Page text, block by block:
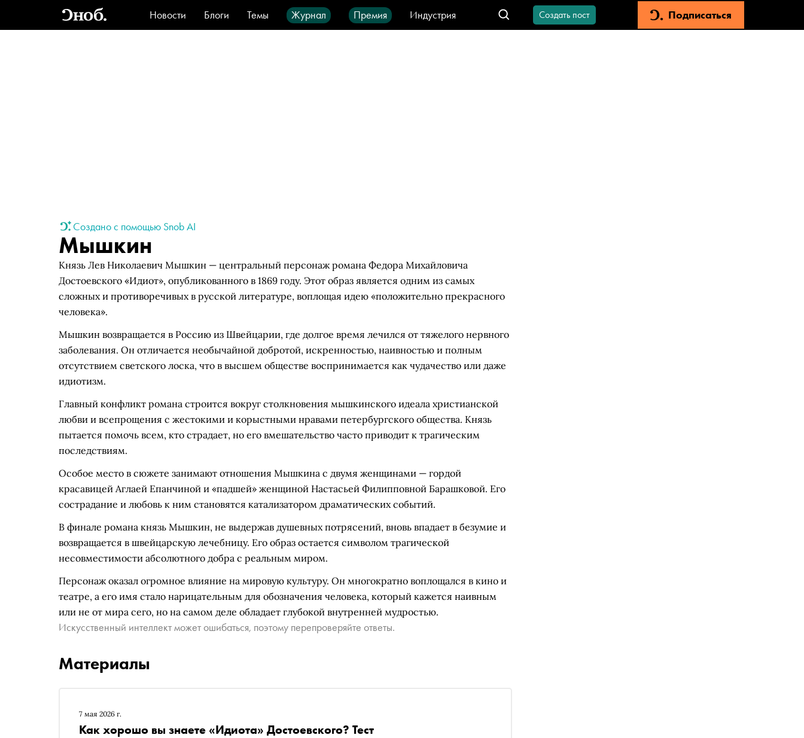
Новости Блоги Темы Журнал Премия
Индустрия
Стиль
Видео Город IT-продукты
Создать пост Подписаться
Создано с помощью Snob AI
Мышкин
Князь Лев Николаевич Мышкин — центральный персонаж романа Федора Михайловича
Достоевского «Идиот», опубликованного в 1869 году. Этот образ является одним из самых
сложных и противоречивых в русской литературе, воплощая идею «положительно прекрасного
человека».
Мышкин возвращается в Россию из Швейцарии, где долгое время лечился от тяжелого нервного
заболевания. Он отличается необычайной добротой, искренностью, наивностью и полным
отсутствием светского лоска, что в высшем обществе воспринимается как чудачество или даже
идиотизм.
Главный конфликт романа строится вокруг столкновения мышкинского идеала христианской
любви и всепрощения с жестокими и корыстными нравами петербургского общества. Князь
пытается помочь всем, кто страдает, но его вмешательство часто приводит к трагическим
последствиям.
Особое место в сюжете занимают отношения Мышкина с двумя женщинами — гордой
красавицей Аглаей Епанчиной и «падшей» женщиной Настасьей Филипповной Барашковой. Его
сострадание и любовь к ним становятся катализатором драматических событий.
В финале романа князь Мышкин, не выдержав душевных потрясений, вновь впадает в безумие и
возвращается в швейцарскую лечебницу. Его образ остается символом трагической
несовместимости абсолютного добра с реальным миром.
Персонаж оказал огромное влияние на мировую культуру. Он многократно воплощался в кино и
театре, а его имя стало нарицательным для обозначения человека, который кажется наивным
или не от мира сего, но на самом деле обладает глубокой внутренней мудростью.
Искусственный интеллект может ошибаться, поэтому перепроверяйте ответы.
Материалы
7 мая 2026 г.
Как хорошо вы знаете «Идиота» Достоевского? Тест